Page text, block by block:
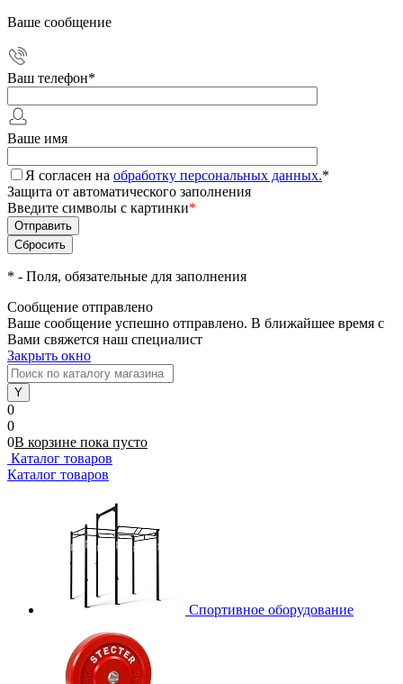
Ваше сообщение
Ваш телефон*
Ваше имя
Я согласен на обработку персональных данных.*
Защита от автоматического заполнения
Введите символы с картинки*
* - Поля, обязательные для заполнения
Сообщение отправлено
Ваше сообщение успешно отправлено. В ближайшее время с
Вами свяжется наш специалист
Закрыть окно
0
0
0В корзине пока пусто
Каталог товаров
Каталог товаров
Спортивное оборудование